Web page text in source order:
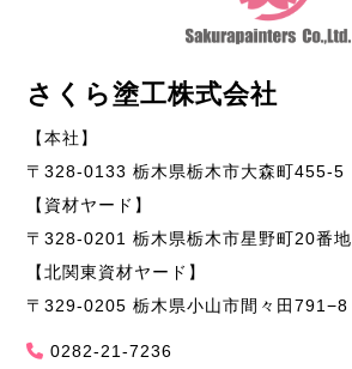
さくら塗工株式会社
【本社】
〒328-0133 栃木県栃木市大森町455-5
【資材ヤード】
〒328-0201 栃木県栃木市星野町20番地
【北関東資材ヤード】
〒329-0205 栃木県小山市間々田791−8
0282-21-7236